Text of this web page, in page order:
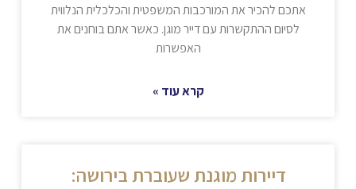
אתכם להכיר את המורכבות המשפטית והכלכלית הנלווית
לסיום ההתקשרות עם דייר מוגן. כאשר אתם בוחנים את
האפשרות
קרא עוד »
דיירות מוגנת שעוברת בירושה: